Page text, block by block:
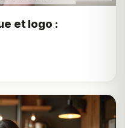
et logo :